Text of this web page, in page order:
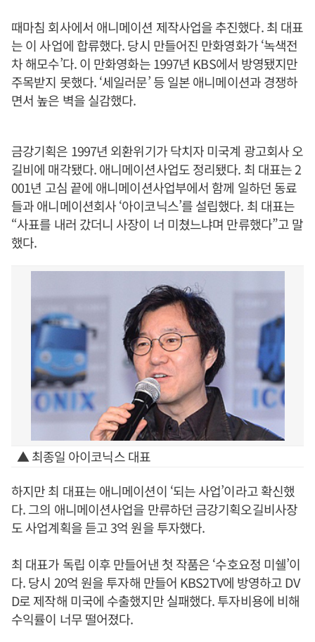
때마침 회사에서 애니메이션 제작사업을 추진했다. 최 대표
는 이 사업에 합류했다. 당시 만들어진 만화영화가 ‘녹색전
차 해모수’다. 이 만화영화는 1997년 KBS에서 방영됐지만
주목받지 못했다. ‘세일러문’ 등 일본 애니메이션과 경쟁하
면서 높은 벽을 실감했다.
금강기획은 1997년 외환위기가 닥치자 미국계 광고회사 오
길비에 매각됐다. 애니메이션사업도 정리됐다. 최 대표는 2
001년 고심 끝에 애니메이션사업부에서 함께 일하던 동료
들과 애니메이션회사 ‘아이코닉스’를 설립했다. 최 대표는
“사표를 내러 갔더니 사장이 너 미쳤느냐며 만류했다”고 말
했다.
▲ 최종일 아이코닉스 대표
하지만 최 대표는 애니메이션이 ‘되는 사업’이라고 확신했
다. 그의 애니메이션사업을 만류하던 금강기획오길비사장
도 사업계획을 듣고 3억 원을 투자했다.
최 대표가 독립 이후 만들어낸 첫 작품은 ‘수호요정 미쉘’이
다. 당시 20억 원을 투자해 만들어 KBS2TV에 방영하고 DV
D로 제작해 미국에 수출했지만 실패했다. 투자비용에 비해
수익률이 너무 떨어졌다.